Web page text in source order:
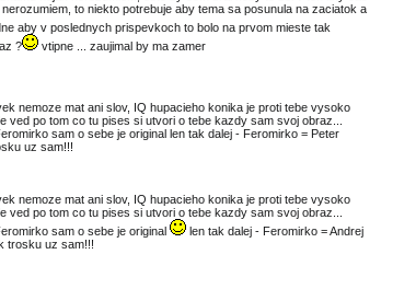
to niekto potrebuje aby tema sa posunula na zaciatok a
aby v poslednych prispevkoch to bolo na prvom mieste tak
?
vtipne ... zaujimal by ma zamer
nemoze mat ani slov, IQ hupacieho konika je proti tebe vysoko
ved po tom co tu pises si utvori o tebe kazdy sam svoj obraz...
sam o sebe je original len tak dalej - Feromirko = Peter
uz sam!!!
nemoze mat ani slov, IQ hupacieho konika je proti tebe vysoko
ved po tom co tu pises si utvori o tebe kazdy sam svoj obraz...
sam o sebe je original
len tak dalej - Feromirko = Andrej
trosku uz sam!!!